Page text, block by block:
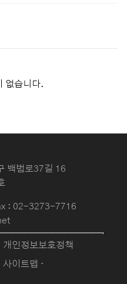
없습니다.
백범로37길 16
: 02-3273-7716
개인정보보호정책
사이트맵 ·